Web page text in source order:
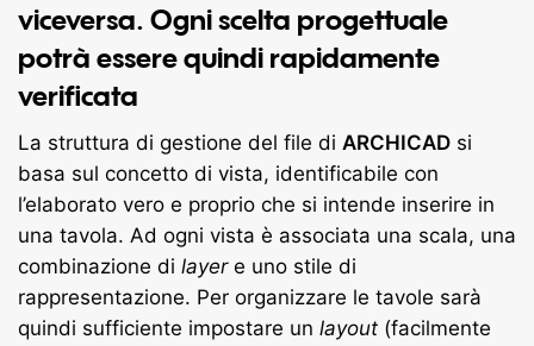
viceversa. Ogni scelta progettuale
potrà essere quindi rapidamente
verificata
La struttura di gestione del file di ARCHICAD si
basa sul concetto di vista, identificabile con
l’elaborato vero e proprio che si intende inserire in
una tavola. Ad ogni vista è associata una scala, una
combinazione di layere uno stile di
rappresentazione. Per organizzare le tavole sarà
quindi sufficiente impostare un layout (facilmente